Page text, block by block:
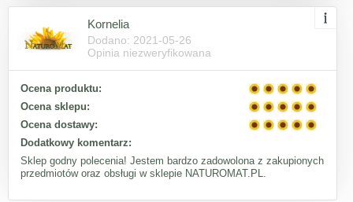
Kornelia
Dodano: 2021-05-26
Opinia niezweryfikowana
Ocena produktu:
Ocena sklepu:
Ocena dostawy:
Dodatkowy komentarz:
Sklep godny polecenia! Jestem bardzo zadowolona z zakupionych
przedmiotów oraz obsługi w sklepie NATUROMAT.PL.